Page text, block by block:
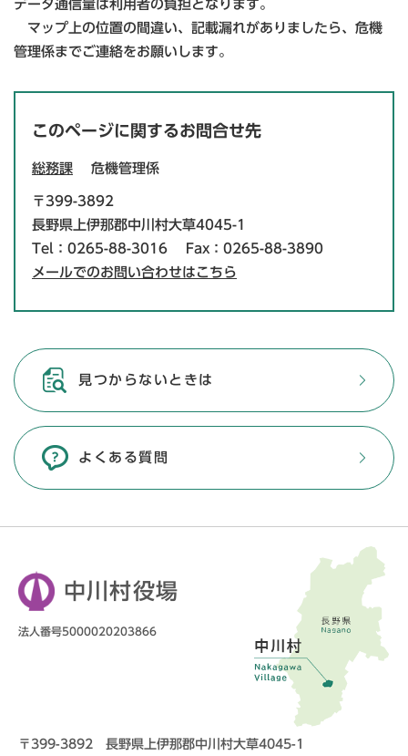
データ通信量は利用者の負担となります。
マップ上の位置の間違い、記載漏れがありましたら、危機
管理係までご連絡をお願いします。
このページに関するお問合せ先
総務課 危機管理係
〒399-3892
長野県上伊那郡中川村大草4045-1
Tel：0265-88-3016
Fax：0265-88-3890
メールでのお問い合わせはこちら
見つからないときは
よくある質問
中川村役場
法人番号5000020203866
〒399-3892 長野県上伊那郡中川村大草4045-1